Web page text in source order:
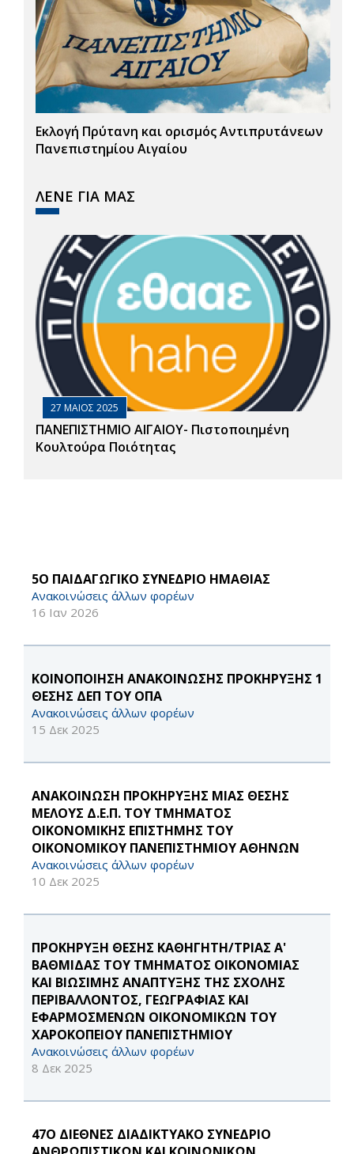
Εκλογή Πρύτανη και ορισμός Αντιπρυτάνεων
Πανεπιστημίου Αιγαίου
ΛΕΝΕ ΓΙΑ ΜΑΣ
27 ΜΑΙΟΣ 2025
ΠΑΝΕΠΙΣΤΗΜΙΟ ΑΙΓΑΙΟΥ- Πιστοποιημένη
Κουλτούρα Ποιότητας
5Ο ΠΑΙΔΑΓΩΓΙΚΟ ΣΥΝΕΔΡΙΟ ΗΜΑΘΙΑΣ
Ανακοινώσεις άλλων φορέων
16 Ιαν 2026
ΚΟΙΝΟΠΟΙΗΣΗ ΑΝΑΚΟΙΝΩΣΗΣ ΠΡΟΚΗΡΥΞΗΣ 1
ΘΕΣΗΣ ΔΕΠ ΤΟΥ ΟΠΑ
Ανακοινώσεις άλλων φορέων
15 Δεκ 2025
ΑΝΑΚΟΙΝΩΣΗ ΠΡΟΚΗΡΥΞΗΣ ΜΙΑΣ ΘΕΣΗΣ
ΜΕΛΟΥΣ Δ.Ε.Π. ΤΟΥ ΤΜΗΜΑΤΟΣ
ΟΙΚΟΝΟΜΙΚΗΣ ΕΠΙΣΤΗΜΗΣ ΤΟΥ
ΟΙΚΟΝΟΜΙΚΟΥ ΠΑΝΕΠΙΣΤΗΜΙΟΥ ΑΘΗΝΩΝ
Ανακοινώσεις άλλων φορέων
10 Δεκ 2025
ΠΡΟΚΗΡΥΞΗ ΘΕΣΗΣ ΚΑΘΗΓΗΤΗ/ΤΡΙΑΣ Α'
ΒΑΘΜΙΔΑΣ ΤΟΥ ΤΜΗΜΑΤΟΣ ΟΙΚΟΝΟΜΙΑΣ
ΚΑΙ ΒΙΩΣΙΜΗΣ ΑΝΑΠΤΥΞΗΣ ΤΗΣ ΣΧΟΛΗΣ
ΠΕΡΙΒΑΛΛΟΝΤΟΣ, ΓΕΩΓΡΑΦΙΑΣ ΚΑΙ
ΕΦΑΡΜΟΣΜΕΝΩΝ ΟΙΚΟΝΟΜΙΚΩΝ ΤΟΥ
ΧΑΡΟΚΟΠΕΙΟΥ ΠΑΝΕΠΙΣΤΗΜΙΟΥ
Ανακοινώσεις άλλων φορέων
8 Δεκ 2025
47O ΔΙΕΘΝΕΣ ΔΙΑΔΙΚΤΥΑΚΟ ΣΥΝΕΔΡΙΟ